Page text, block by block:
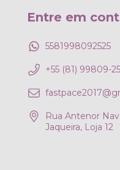
Entre em
5581998092525
+55 (81) 99809-
Rua Antenor
Jaqueira, Loja 12